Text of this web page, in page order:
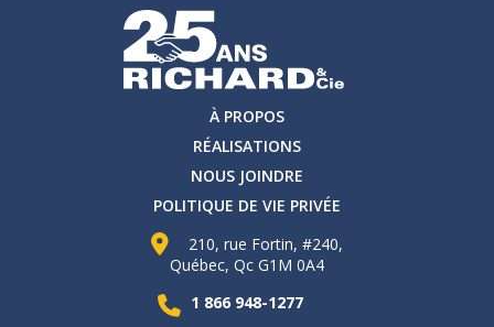
À PROPOS
RÉALISATIONS
NOUS JOINDRE
POLITIQUE DE VIE PRIVÉE
210, rue Fortin, #240,
Québec, Qc G1M 0A4
1 866 948-1277